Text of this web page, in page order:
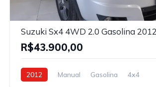
Suzuki Sx4 4WD 2.0 Gasolina 2012
R$43.900,00
2012 Manual Gasolina 4x4